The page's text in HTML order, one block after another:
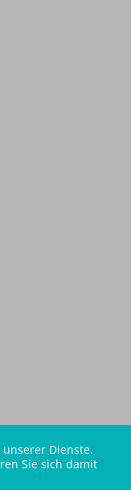
Dienste.
Sie sich damit